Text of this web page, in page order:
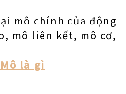
mô chính của động
mô liên kết, mô cơ,
Mô là gì